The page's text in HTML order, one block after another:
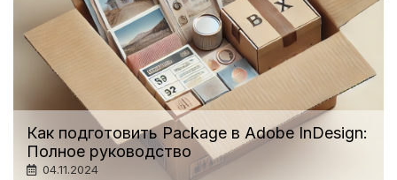
Как подготовить Package в Adobe InDesign:
Полное руководство
04.11.2024